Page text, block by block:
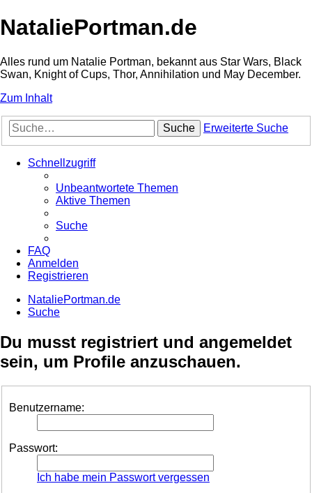
NataliePortman.de
Alles rund um Natalie Portman, bekannt aus Star Wars, Black
Swan, Knight of Cups, Thor, Annihilation und May December.
Zum Inhalt
Suche Erweiterte Suche
Schnellzugriff
Unbeantwortete Themen
Aktive Themen
Suche
FAQ
Anmelden
Registrieren
NataliePortman.de
Suche
Du musst registriert und angemeldet
sein, um Profile anzuschauen.
Benutzername:
Passwort:
Ich habe mein Passwort vergessen